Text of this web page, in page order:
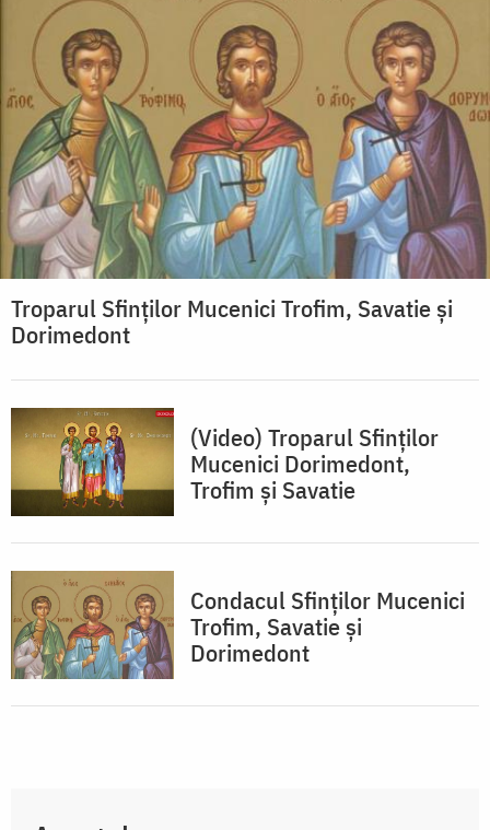
Troparul Sfinţilor Mucenici Trofim, Savatie şi
Dorimedont
(Video) Troparul Sfinților
Mucenici Dorimedont,
Trofim și Savatie
Condacul Sfinţilor Mucenici
Trofim, Savatie şi
Dorimedont